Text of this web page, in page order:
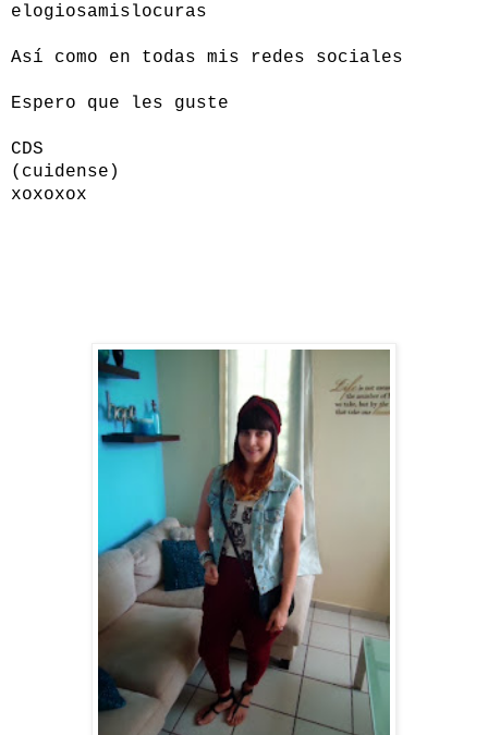
elogiosamislocuras
Así como en todas mis redes sociales
Espero que les guste
CDS
(cuidense)
xoxoxox